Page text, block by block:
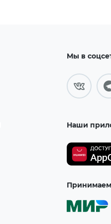
Мы в
Наши
Принимаем